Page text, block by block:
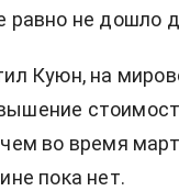
равно не дошло
Куюн, на
во время
пока нет.